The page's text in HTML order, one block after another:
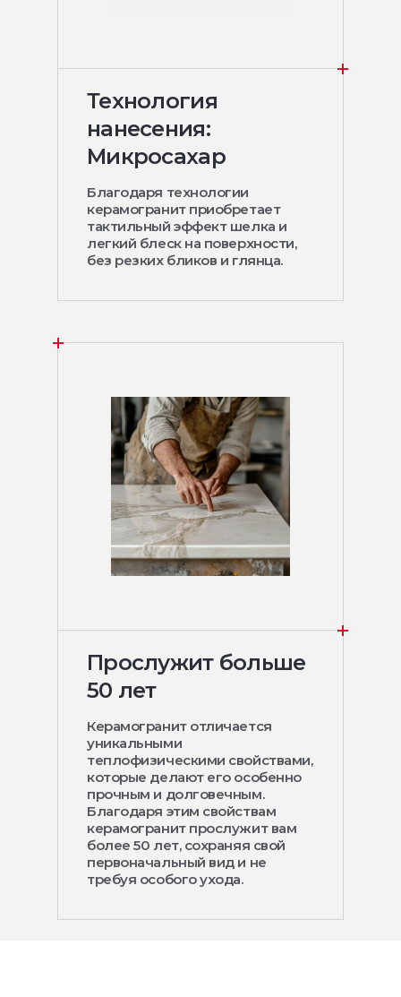
Технология
нанесения:
Микросахар
Благодаря технологии
керамогранит приобретает
тактильный эффект шелка и
легкий блеск на поверхности,
без резких бликов и глянца.
Прослужит больше
50 лет
Керамогранит отличается
уникальными
теплофизическими свойствами,
которые делают его особенно
прочным и долговечным.
Благодаря этим свойствам
керамогранит прослужит вам
более 50 лет, сохраняя свой
первоначальный вид и не
требуя особого ухода.